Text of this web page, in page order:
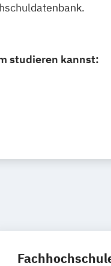
studieren kannst: